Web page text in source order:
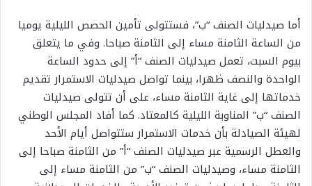
أما صيدليات الصنف “ب”، فستتولى تأمين الحصص الليلية يوميا
من الساعة الثامنة مساء إلى الثامنة صباحا. وفي ما يتعلق
بيوم السبت، تعمل صيدليات الصنف “أ” إلى حدود الساعة
الواحدة والنصف ظهرا، بينما تواصل صيدليات الاستمرار تقديم
خدماتها إلى غاية الثامنة مساء، على أن تتولى صيدليات
الصنف “ب” المناوبة الليلية كالمعتاد. كما أفاد المجلس الوطني
لهيئة الصيادلة بأن خدمات الاستمرار ستتواصل أيام الأحد
والعطل الرسمية عبر صيدليات الصنف “أ” من الثامنة صباحا إلى
الثامنة مساء، وصيدليات الصنف “ب” من الثامنة مساء إلى